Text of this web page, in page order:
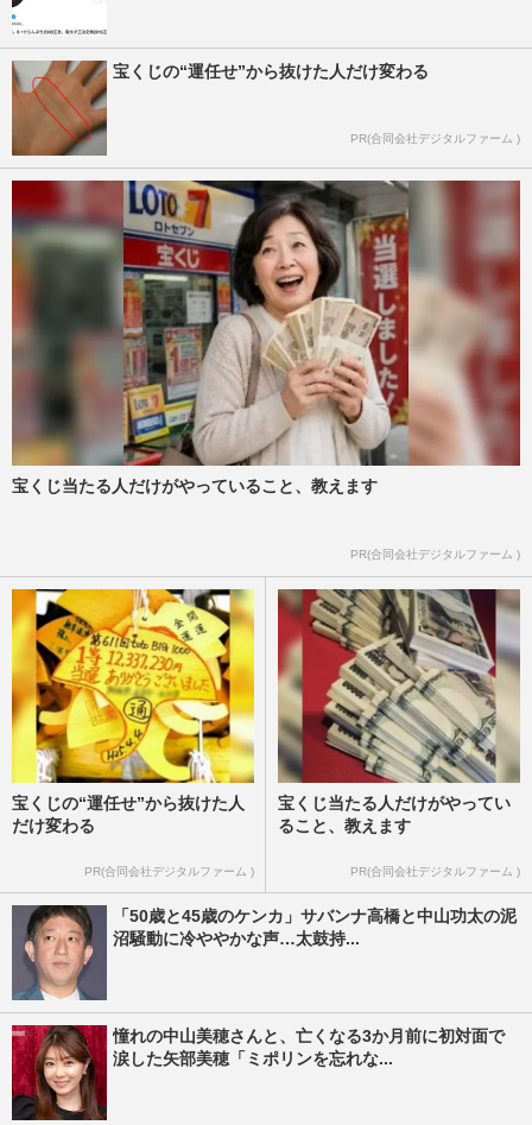
宝くじの“運任せ”から抜けた人だけ変わる
PR(合同会社デジタルファーム )
宝くじ当たる人だけがやっていること、教えます
PR(合同会社デジタルファーム )
宝くじの“運任せ”から抜けた人
だけ変わる
PR(合同会社デジタルファーム )
宝くじ当たる人だけがやってい
ること、教えます
PR(合同会社デジタルファーム )
「50歳と45歳のケンカ」サバンナ高橋と中山功太の泥
沼騒動に冷ややかな声…太鼓持...
憧れの中山美穂さんと、亡くなる3か月前に初対面で
涙した矢部美穂「ミポリンを忘れな...